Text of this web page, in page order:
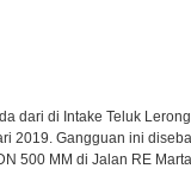
dari di Intake Teluk
2019. Gangguan ini
500 MM di Jalan RE